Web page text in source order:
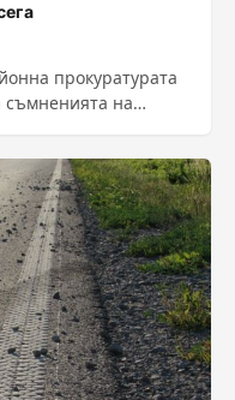
прокуратурата
съмненията на